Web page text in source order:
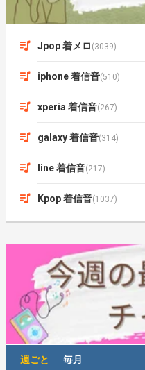
Jpop 着メロ (3039)
iphone 着信音(510)
xperia 着信音(267)
galaxy 着信音(314)
line 着信音(217)
Kpop 着信音(1037)
週ごと 毎月